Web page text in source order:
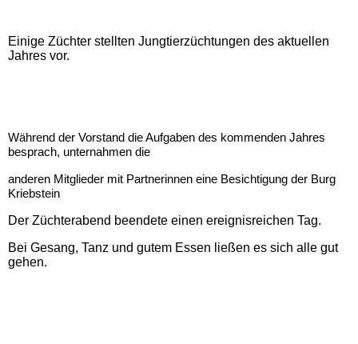
Kontakt
Impressum
Einige Züchter stellten Jungtierzüchtungen des aktuellen
Jahres vor.
Während der Vorstand die Aufgaben des kommenden Jahres
besprach, unternahmen die
anderen Mitglieder mit Partnerinnen eine Besichtigung der Burg
Kriebstein
Der Züchterabend beendete einen ereignisreichen Tag.
Bei Gesang, Tanz und gutem Essen ließen es sich alle gut
gehen.